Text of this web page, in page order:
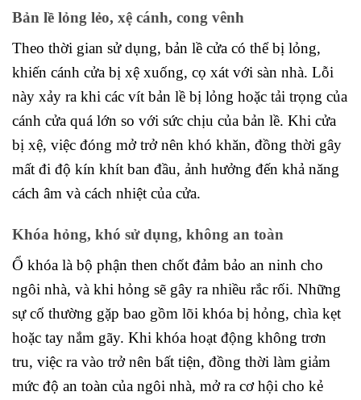
Bản lề lỏng lẻo, xệ cánh, cong vênh
Theo thời gian sử dụng, bản lề cửa có thể bị lỏng,
khiến cánh cửa bị xệ xuống, cọ xát với sàn nhà. Lỗi
này xảy ra khi các vít bản lề bị lỏng hoặc tải trọng của
cánh cửa quá lớn so với sức chịu của bản lề. Khi cửa
bị xệ, việc đóng mở trở nên khó khăn, đồng thời gây
mất đi độ kín khít ban đầu, ảnh hưởng đến khả năng
cách âm và cách nhiệt của cửa.
Khóa hỏng, khó sử dụng, không an toàn
Ổ khóa là bộ phận then chốt đảm bảo an ninh cho
ngôi nhà, và khi hỏng sẽ gây ra nhiều rắc rối. Những
sự cố thường gặp bao gồm lõi khóa bị hỏng, chìa kẹt
hoặc tay nắm gãy. Khi khóa hoạt động không trơn
tru, việc ra vào trở nên bất tiện, đồng thời làm giảm
mức độ an toàn của ngôi nhà, mở ra cơ hội cho kẻ